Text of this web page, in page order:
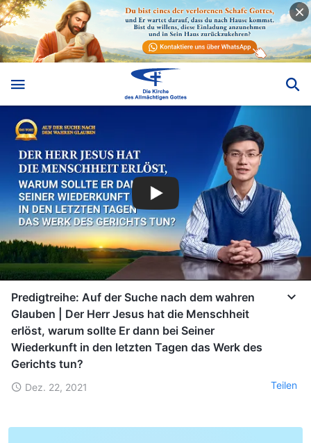
Predigtreihe: Auf der Suche nach dem wahren
Glauben | Der Herr Jesus hat die Menschheit
erlöst, warum sollte Er dann bei Seiner
Wiederkunft in den letzten Tagen das Werk des
Gerichts tun?
Dez. 22, 2021 Teilen